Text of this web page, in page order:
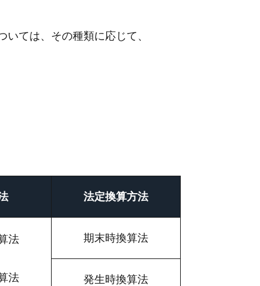
ては、その種類に応じて、
法定換算方法
法
法
期末時換算法
発生時換算法